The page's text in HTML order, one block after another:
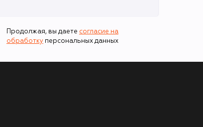
Продолжая, вы даете согласие на
обработку персональных данных